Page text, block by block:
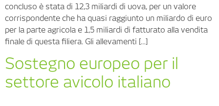
concluso è stata di 12,3 miliardi di uova, per un valore
corrispondente che ha quasi raggiunto un miliardo di euro
per la parte agricola e 1,5 miliardi di fatturato alla vendita
finale di questa filiera. Gli allevamenti […]
Sostegno europeo per il
settore avicolo italiano